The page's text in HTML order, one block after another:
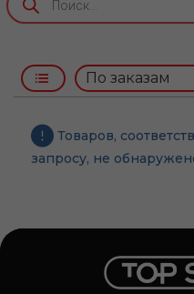
Товаров,
запросу, не